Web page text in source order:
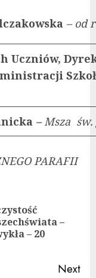
– od
Uczniów,
– Msza
PARAFII
–
– 20
Next